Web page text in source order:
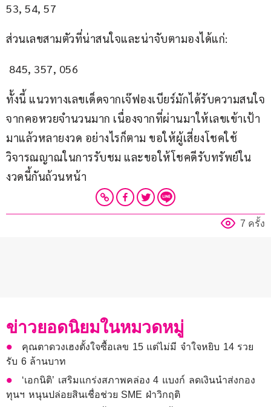
53, 54, 57
ส่วนเลขสามตัวที่น่าสนใจและน่าจับตามองได้แก่:
845, 357, 056
ทั้งนี้ แนวทางเลขเด็ดจากเจ๊ฟองเบียร์มักได้รับความสนใจ
จากคอหวยจำนวนมาก เนื่องจากที่ผ่านมาให้เลขเข้าเป้า
มาแล้วหลายงวด อย่างไรก็ตาม ขอให้ผู้เสี่ยงโชคใช้
วิจารณญาณในการรับชม และขอให้โชคดีรับทรัพย์ใน
งวดนี้กันถ้วนหน้า
7 ครั้ง
ข่าวยอดนิยมในหมวดหมู่
คุณตาดวงเฮงตั้งใจซื้อเลข 15 แต่ไม่มี จำใจหยิบ 14 รวย
รับ 6 ล้านบาท
‘เอกนิติ’ เสริมแกร่งสภาพคล่อง 4 แบงก์ ลดเงินนำส่งกอง
ทุนฯ หนุนปล่อยสินเชื่อช่วย SME ฝ่าวิกฤติ